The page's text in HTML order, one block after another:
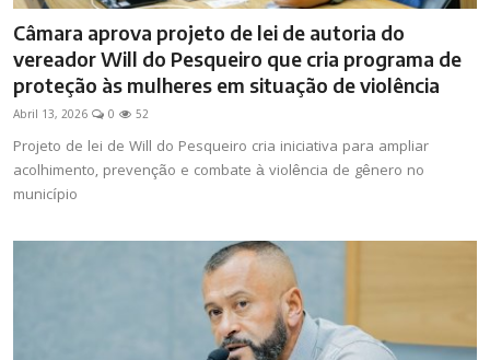
Câmara aprova projeto de lei de autoria do
vereador Will do Pesqueiro que cria programa de
proteção às mulheres em situação de violência
Abril 13, 2026 0 52
Projeto de lei de Will do Pesqueiro cria iniciativa para ampliar
acolhimento, prevenção e combate à violência de gênero no
município